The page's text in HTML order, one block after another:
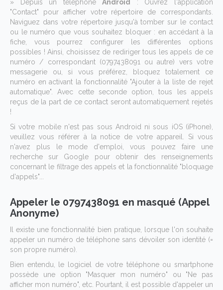
» Depuis un téléphoneAndroid
: Ouvrez l'application
"Contact" pour afficher votre répertoire de correspondants.
Naviguez dans votre répertoire jusqu'à tomber sur le contact
ou le numéro que vous souhaitez bloquer : en accédant à la
fiche, vous pourrez configurer les différentes options
possibles ! Ainsi, choisissez de rediriger tous les appels de ce
numéro / correspondant (0797438091 ou autre) vers votre
messagerie ou, si vous préférez, bloquez totalement ce
numéro en activant la fonctionnalité "Ajouter à la liste de rejet
automatique". Avec cette seconde option, tous les appels
reçus de la part de ce contact seront automatiquement rejetés
!
Si votre mobile n'est pas sous Android ni sous iOS (iPhone),
veuillez vous référer à la notice de votre appareil. Si vous
n'avez plus le mode d'emploi, vous pouvez faire une
recherche sur Google pour obtenir des renseignements
concernant le filtrage des appels et la fonctionnalité "bloquage
d'appels"...
Appeler le 0797438091 en masqué (Appel
Anonyme)
Il existe une fonctionnalité bien pratique, lorsque l'on souhaite
appeler un numéro de téléphone sans dévoiler son identité (=
son propre numéro).
Bien entendu, le logiciel de votre téléphone ou smartphone
possède une option "Masquer mon numéro" ou "Ne pas
afficher mon numéro", etc. Pourtant, il est possible d'appeler un